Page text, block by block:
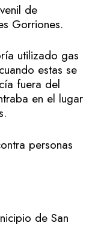
de
Gorriones.
utilizado gas
estas se
fuera del
en el lugar
personas
de San